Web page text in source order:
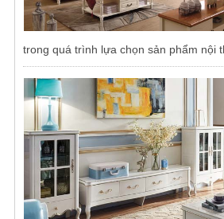
trong quá trình lựa chọn sản phẩm nội